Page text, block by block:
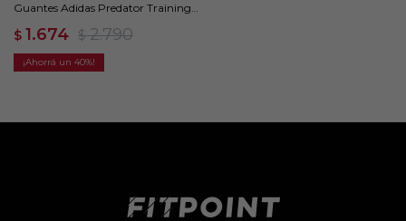
Guantes Adidas Predator Training -
$ 1.674 $ 2.790
40